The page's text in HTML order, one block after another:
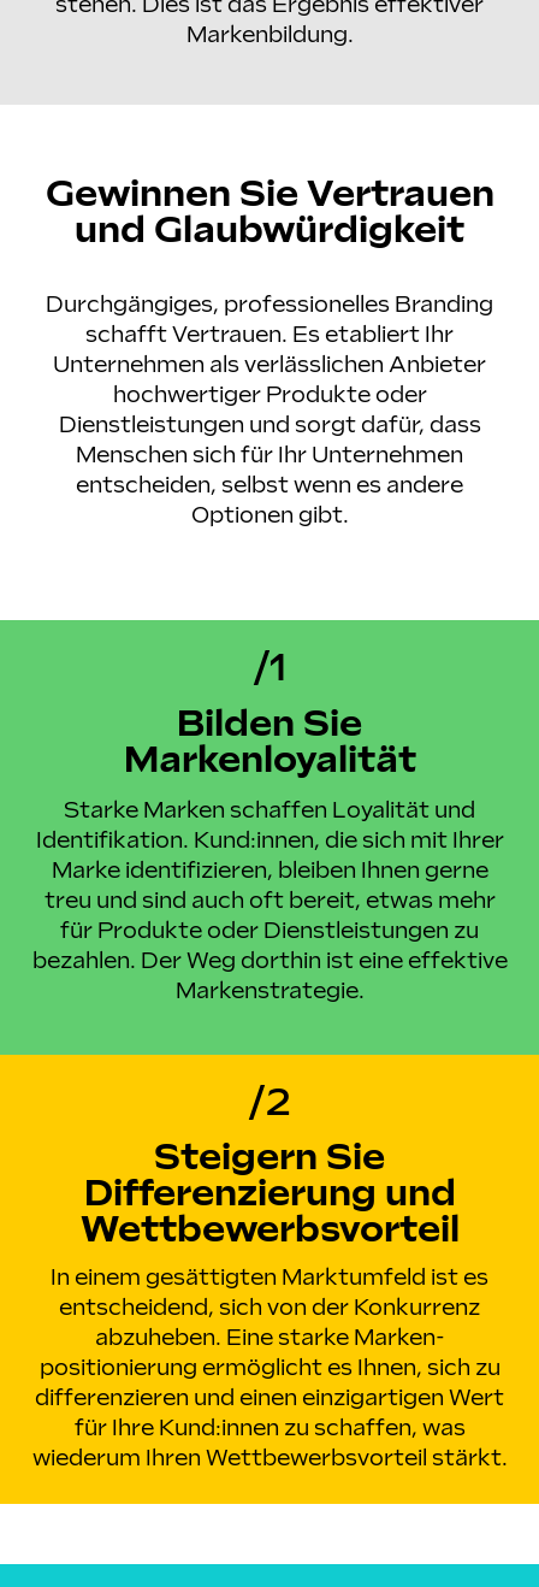
stehen. Dies ist das Ergebnis effektiver
Markenbildung.
Gewinnen Sie Vertrauen
und Glaubwürdigkeit
Durchgängiges, professionelles Branding
schafft Vertrauen. Es etabliert Ihr
Unternehmen als verlässlichen Anbieter
hochwertiger Produkte oder
Dienstleistungen und sorgt dafür, dass
Menschen sich für Ihr Unternehmen
entscheiden, selbst wenn es andere
Optionen gibt.
/1
Bilden Sie
Markenloyalität
Starke Marken schaffen Loyalität und
Identifikation. Kund:innen, die sich mit Ihrer
Marke identifizieren, bleiben Ihnen gerne
treu und sind auch oft bereit, etwas mehr
für Produkte oder Dienstleistungen zu
bezahlen. Der Weg dorthin ist eine effektive
Markenstrategie.
/2
Steigern Sie
Differenzierung und
Wettbewerbs­vorteil
In einem gesättigten Marktumfeld ist es
entscheidend, sich von der Konkurrenz
abzuheben. Eine starke Marken­
positionierung ermöglicht es Ihnen, sich zu
differenzieren und einen einzigartigen Wert
für Ihre Kund:innen zu schaffen, was
wiederum Ihren Wettbewerbs­vorteil stärkt.